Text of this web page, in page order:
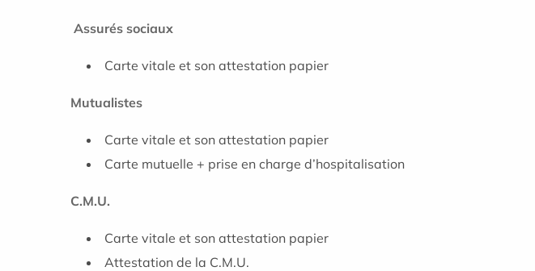
Assurés sociaux
Carte vitale et son attestation papier
Mutualistes
Carte vitale et son attestation papier
Carte mutuelle + prise en charge d’hospitalisation
C.M.U.
Carte vitale et son attestation papier
Attestation de la C.M.U.